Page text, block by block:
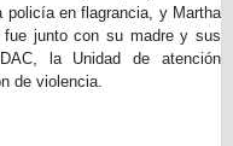
policía en flagrancia, y Martha
junto con su madre y sus
la Unidad de atención
de violencia.